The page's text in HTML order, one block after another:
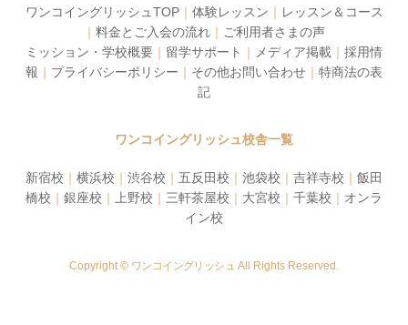
ワンコイングリッシュTOP｜ 体験レッスン ｜ レッスン＆コース
｜ 料金とご入会の流れ ｜ ご利用者さまの声
ミッション・学校概要 ｜ 留学サポート ｜ メディア掲載 ｜ 採用情
報 ｜ プライバシーポリシー ｜ その他お問い合わせ ｜ 特商法の表
記
ワンコイングリッシュ校舎一覧
新宿校 ｜ 横浜校 ｜ 渋谷校 ｜ 五反田校 ｜ 池袋校 ｜ 吉祥寺校 ｜ 飯田
橋校 ｜ 銀座校 ｜ 上野校 ｜ 三軒茶屋校 ｜ 大宮校 ｜ 千葉校 ｜ オンラ
イン校
Copyright © ワンコイングリッシュ All Rights Reserved.